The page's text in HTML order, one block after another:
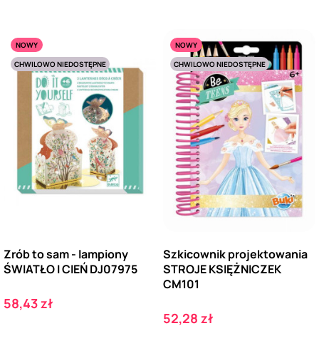
NOWY
CHWILOWO NIEDOSTĘPNE
Zrób to sam - lampiony
ŚWIATŁO I CIEŃ DJ07975
Cena
58,43 zł
NOWY
CHWILOWO NIEDOSTĘPNE
Szkicownik projektowania
STROJE KSIĘŻNICZEK
CM101
Cena
52,28 zł